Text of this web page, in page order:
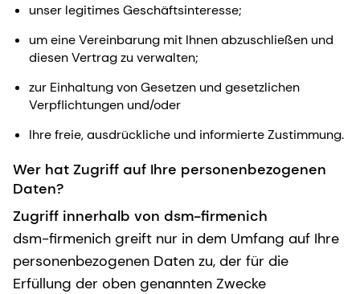
unser legitimes Geschäftsinteresse;
um eine Vereinbarung mit Ihnen abzuschließen und
diesen Vertrag zu verwalten;
zur Einhaltung von Gesetzen und gesetzlichen
Verpflichtungen und/oder
Ihre freie, ausdrückliche und informierte Zustimmung.
Wer hat Zugriff auf Ihre personenbezogenen
Daten?
Zugriff innerhalb von dsm-firmenich
dsm-firmenich greift nur in dem Umfang auf Ihre
personenbezogenen Daten zu, der für die
Erfüllung der oben genannten Zwecke